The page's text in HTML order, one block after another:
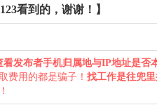
看到的，谢谢！】
看发布者手机归属地与IP地址是否
费用的都是骗子！ 找工作是往兜